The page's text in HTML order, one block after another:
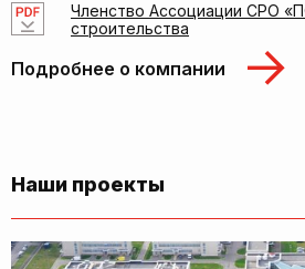
Членство Ассоциации СРО
строительства
Подробнее о компании
Наши проекты